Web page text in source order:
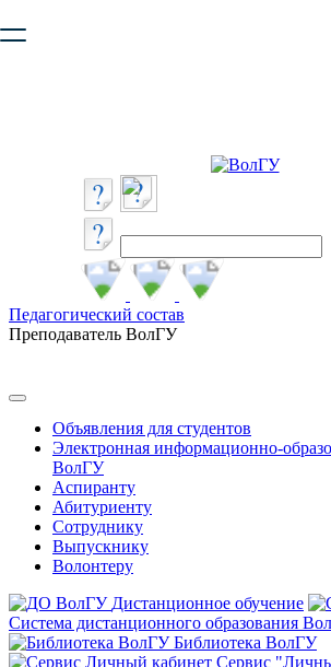
безопасную работу с сайтом. Пожалуйста
Педагогический состав
Преподаватель ВолГУ
Объявления для студентов
Электронная информационно-
ВолГУ
Аспиранту
Абитуриенту
Сотруднику
Выпускнику
Волонтеру
Дистанционное обучение
Система дистанционного образования
Библиотека ВолГУ
Сервис